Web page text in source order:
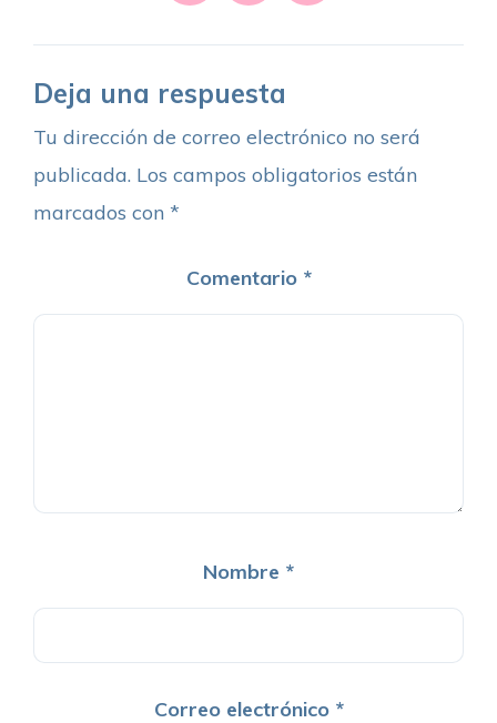
Deja una respuesta
Tu dirección de correo electrónico no será
publicada. Los campos obligatorios están
marcados con *
Comentario *
Nombre *
Correo electrónico *